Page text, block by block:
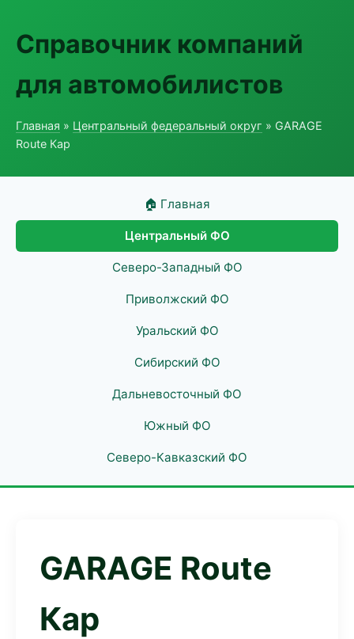
Справочник компаний
для автомобилистов
Главная » Центральный федеральный округ » GARAGE
Route Кар
🏠 Главная
Центральный ФО
Северо-Западный ФО
Приволжский ФО
Уральский ФО
Сибирский ФО
Дальневосточный ФО
Южный ФО
Северо-Кавказский ФО
GARAGE Route
Кар